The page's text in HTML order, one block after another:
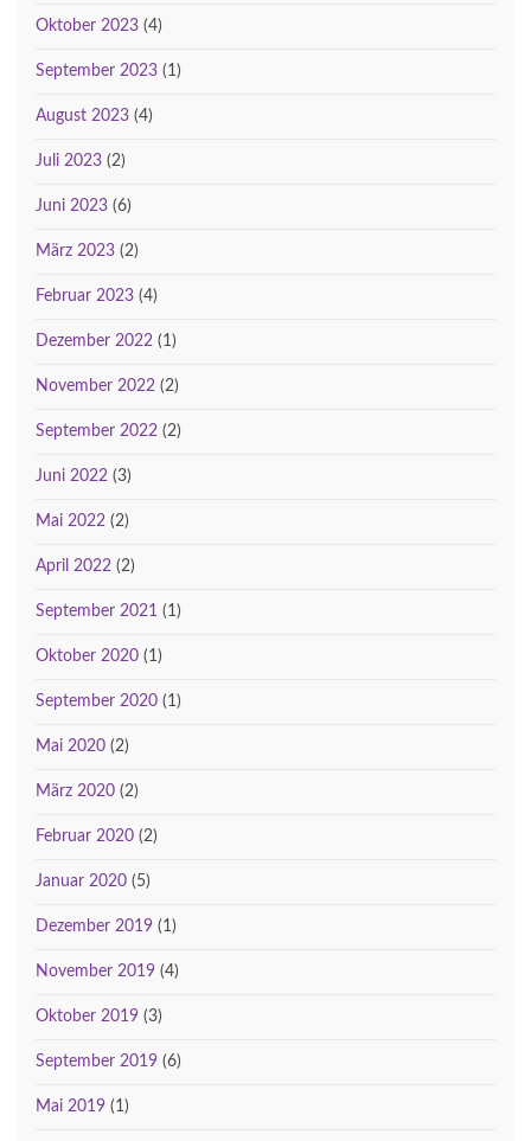
Oktober 2023 (4)
September 2023 (1)
August 2023 (4)
Juli 2023 (2)
Juni 2023 (6)
März 2023 (2)
Februar 2023 (4)
Dezember 2022 (1)
November 2022 (2)
September 2022 (2)
Juni 2022 (3)
Mai 2022 (2)
April 2022 (2)
September 2021 (1)
Oktober 2020 (1)
September 2020 (1)
Mai 2020 (2)
März 2020 (2)
Februar 2020 (2)
Januar 2020 (5)
Dezember 2019 (1)
November 2019 (4)
Oktober 2019 (3)
September 2019 (6)
Mai 2019 (1)